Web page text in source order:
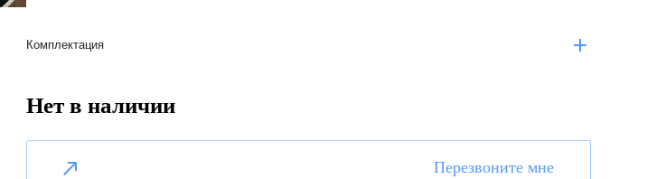
Комплектация
Нет в наличии
Перезвоните мне